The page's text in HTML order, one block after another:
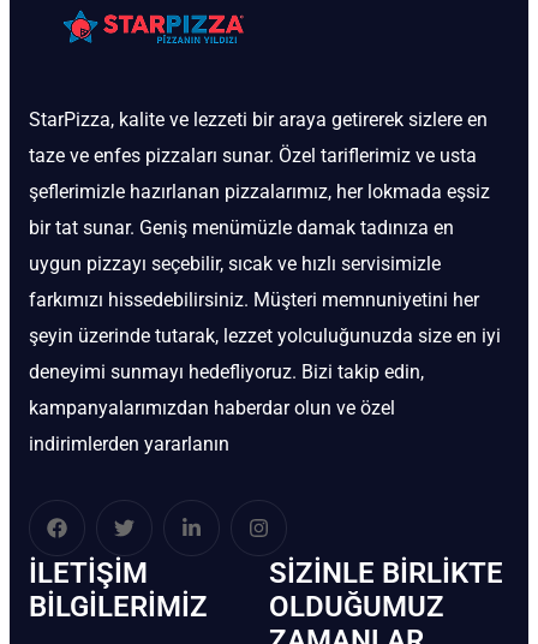
StarPizza, kalite ve lezzeti bir araya getirerek sizlere en
taze ve enfes pizzaları sunar. Özel tariflerimiz ve usta
şeflerimizle hazırlanan pizzalarımız, her lokmada eşsiz
bir tat sunar. Geniş menümüzle damak tadınıza en
uygun pizzayı seçebilir, sıcak ve hızlı servisimizle
farkımızı hissedebilirsiniz. Müşteri memnuniyetini her
şeyin üzerinde tutarak, lezzet yolculuğunuzda size en iyi
deneyimi sunmayı hedefliyoruz. Bizi takip edin,
kampanyalarımızdan haberdar olun ve özel
indirimlerden yararlanın
İLETIŞIM
BİLGILERIMIZ
SIZINLE BIRLIKTE
OLDUĞUMUZ